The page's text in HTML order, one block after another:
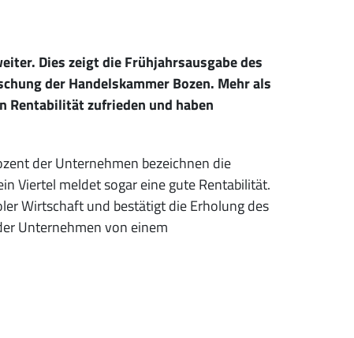
Dies zeigt die Frühjahrsausgabe des
der Handelskammer Bozen. Mehr als
Rentabilität zufrieden und haben
der Unternehmen bezeichnen die
Viertel meldet sogar eine gute Rentabilität.
Wirtschaft und bestätigt die Erholung des
Unternehmen von einem